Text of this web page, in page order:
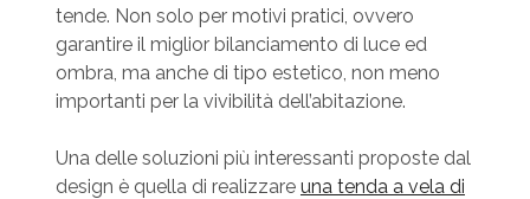
tende. Non solo per motivi pratici, ovvero
garantire il miglior bilanciamento di luce ed
ombra, ma anche di tipo estetico, non meno
importanti per la vivibilità dell’abitazione.
Una delle soluzioni più interessanti proposte dal
design è quella di realizzare una tenda a vela di